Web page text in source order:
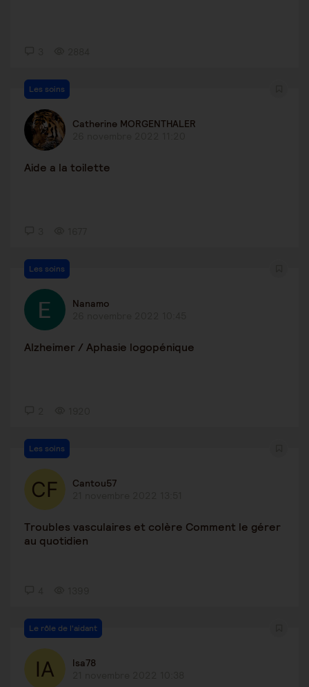
Les soins
Catherine MORGENTHALER
Aide a la toilette
Les soins
Nanamo
Alzheimer / Aphasie logopénique
Les soins
Cantou57
Troubles vasculaires et colère Comment le gérer
au quotidien
Le rôle de l'aidant
Isa78